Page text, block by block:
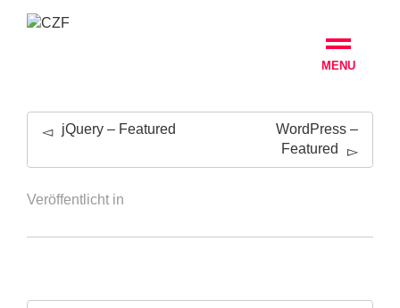
jQuery – Featured
WordPress –
Featured
Veröffentlicht in
MENU